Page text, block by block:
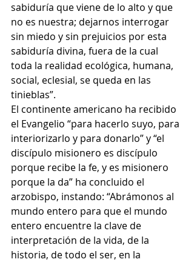
sabiduría que viene de lo alto y que
no es nuestra; dejarnos interrogar
sin miedo y sin prejuicios por esta
sabiduría divina, fuera de la cual
toda la realidad ecológica, humana,
social, eclesial, se queda en las
tinieblas”.
El continente americano ha recibido
el Evangelio “para hacerlo suyo, para
interiorizarlo y para donarlo” y “el
discípulo misionero es discípulo
porque recibe la fe, y es misionero
porque la da” ha concluido el
arzobispo, instando: “Abrámonos al
mundo entero para que el mundo
entero encuentre la clave de
interpretación de la vida, de la
historia, de todo el ser, en la